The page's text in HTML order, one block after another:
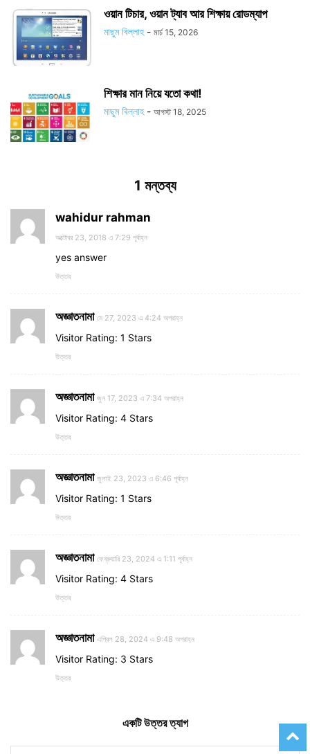
ওয়ান টিচার, ওয়ান ট্যাব আর শিক্ষায় রোডম্যাপ
মাছুম বিল্লাহ - মার্চ 15, 2026
শিক্ষার মান নিয়ে যতো কথা!
মাছুম বিল্লাহ - আগস্ট 18, 2025
1 মন্তব্য
wahidur rahman
অক্টোবর 23, 2018 এ 7:29 পূর্বাহ্ন
yes answer
উত্তর
অজ্ঞাতনামা মে 27, 2023 এ 4:24 অপরাহ্ন
Visitor Rating: 1 Stars
উত্তর
অজ্ঞাতনামা জুন 17, 2023 এ 7:34 অপরাহ্ন
Visitor Rating: 4 Stars
উত্তর
অজ্ঞাতনামা জুলাই 23, 2023 এ 6:46 পূর্বাহ্ন
Visitor Rating: 1 Stars
উত্তর
অজ্ঞাতনামা ফেব্রুয়ারি 23, 2024 এ 1:11 পূর্বাহ্ন
Visitor Rating: 4 Stars
উত্তর
অজ্ঞাতনামা এপ্রিল 28, 2024 এ 9:48 অপরাহ্ন
Visitor Rating: 3 Stars
উত্তর
একটি উত্তর ত্যাগ